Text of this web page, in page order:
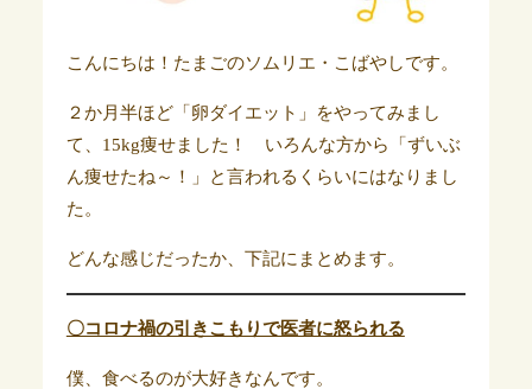
こんにちは！たまごのソムリエ・こばやしです。
２か月半ほど「卵ダイエット」をやってみまし
て、15kg痩せました！ いろんな方から「ずいぶ
ん痩せたね～！」と言われるくらいにはなりまし
た。
どんな感じだったか、下記にまとめます。
〇コロナ禍の引きこもりで医者に怒られる
僕、食べるのが大好きなんです。